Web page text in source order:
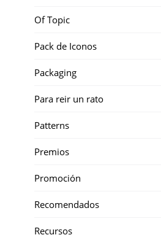
Of Topic
Pack de Iconos
Packaging
Para reir un rato
Patterns
Premios
Promoción
Recomendados
Recursos